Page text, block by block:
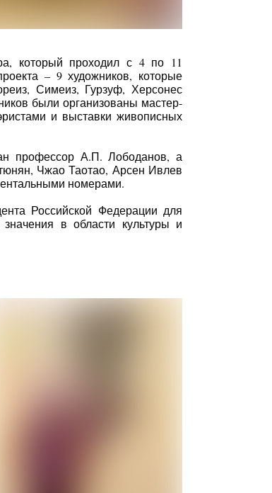
который проходил с 4 по 11
– 9 художников, которые
Симеиз, Гурзуф, Херсонес
были организованы мастер-
и выставки живописных
профессор А.П. Лободанов, а
Чжао Таотао, Арсен Ивлев
номерами.
Российской Федерации для
в области культуры и